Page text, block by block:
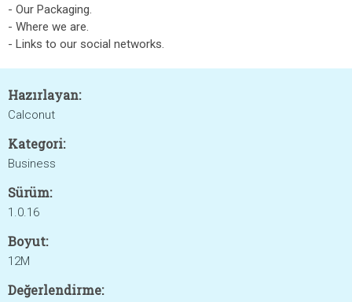
- Our Packaging.
- Where we are.
- Links to our social networks.
Hazırlayan:
Calconut
Kategori:
Business
Sürüm:
1.0.16
Boyut:
12M
Değerlendirme: